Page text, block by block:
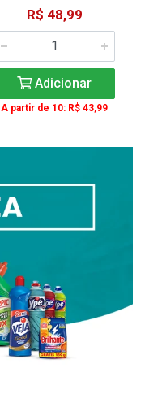
R$ 48,99
Adicionar
A partir de 10: R$ 43,99